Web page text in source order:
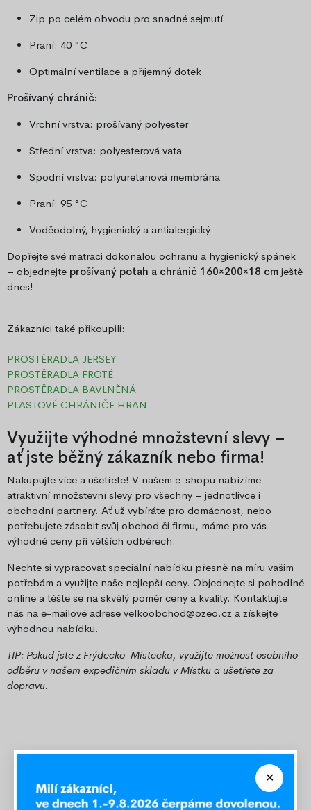
Zip po celém obvodu pro snadné sejmutí
Praní: 40 °C
Optimální ventilace a příjemný dotek
Prošívaný chránič:
Vrchní vrstva: prošívaný polyester
Střední vrstva: polyesterová vata
Spodní vrstva: polyuretanová membrána
Praní: 95 °C
Voděodolný, hygienický a antialergický
Dopřejte své matraci dokonalou ochranu a hygienický spánek
– objednejte prošívaný potah a chránič 160×200×18 cm ještě
dnes!
Zákazníci také přikoupili:
PROSTĚRADLA JERSEY
PROSTĚRADLA FROTÉ
PROSTĚRADLA BAVLNĚNÁ
PLASTOVÉ CHRÁNIČE HRAN
Využijte výhodné množstevní slevy –
ať jste běžný zákazník nebo firma!
Nakupujte více a ušetřete! V našem e-shopu nabízíme
atraktivní množstevní slevy pro všechny – jednotlivce i
obchodní partnery. Ať už vybíráte pro domácnost, nebo
potřebujete zásobit svůj obchod či firmu, máme pro vás
výhodné ceny při větších odběrech.
Nechte si vypracovat speciální nabídku přesně na míru vašim
potřebám a využijte naše nejlepší ceny. Objednejte si pohodlně
online a těšte se na skvělý poměr ceny a kvality. Kontaktujte
nás na e-mailové adrese velkoobchod@ozeo.cz a získejte
výhodnou nabídku.
TIP: Pokud jste z Frýdecko-Místecka, využijte možnost osobního
odběru v našem expedičním skladu v Místku a ušetřete za
dopravu.